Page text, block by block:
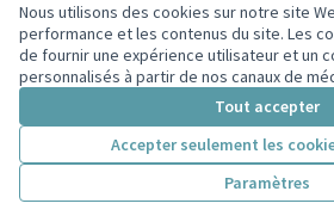
Nous utilisons des cookies sur notre site
performance et les contenus du site. Les
de fournir une expérience utilisateur et un
personnalisés à partir de nos canaux de
Tout accepter
Accepter seulement les
Paramètres
Conditions d'utilisation
Paramètres des cookies
Participez Villeurbanne sur X
(Lien externe)
Participez Villeurbanne sur Facebook
Participez Villeurbanne sur
Participez Villeurbanne sur
(Lien externe)
Site réalisé grâce aulogiciel libre Decidim .